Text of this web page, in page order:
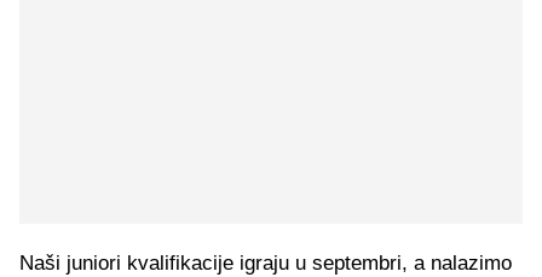
Naši juniori kvalifikacije igraju u septembri, a nalazimo